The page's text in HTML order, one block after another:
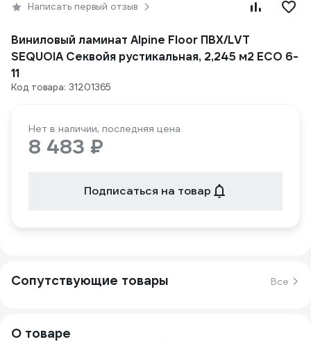
Написать первый отзыв
Виниловый ламинат Alpine Floor ПВХ/LVT
SEQUOIA Секвойя рустикальная, 2,245 м2 ЕСО 6-
11
Код товара: 31201365
Нет в наличии, последняя цена
8 483 ₽
Подписаться на товар
Сопутствующие товары Все
О товаре